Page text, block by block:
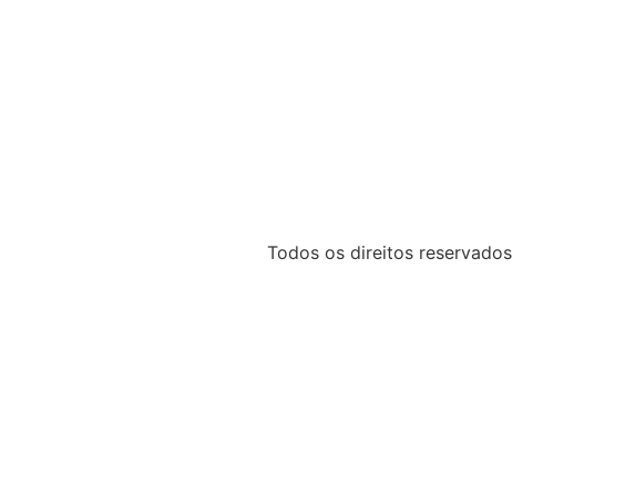
Todos os direitos reservados